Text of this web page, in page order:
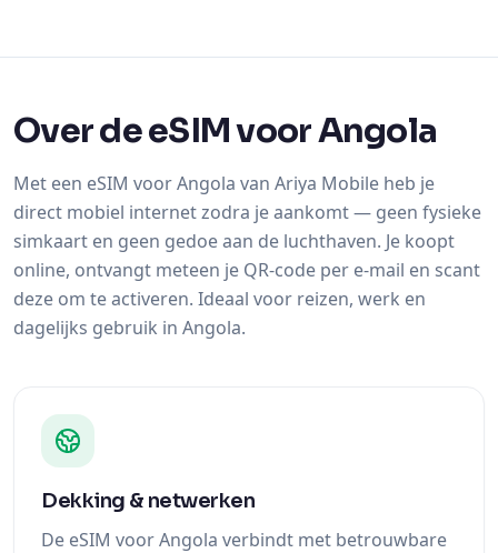
Over de eSIM voor Angola
Met een eSIM voor Angola van Ariya Mobile heb je
direct mobiel internet zodra je aankomt — geen fysieke
simkaart en geen gedoe aan de luchthaven. Je koopt
online, ontvangt meteen je QR-code per e-mail en scant
deze om te activeren. Ideaal voor reizen, werk en
dagelijks gebruik in Angola.
Dekking & netwerken
De eSIM voor Angola verbindt met betrouwbare